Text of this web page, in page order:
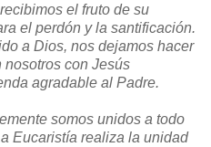
el fruto de su
el perdón y la santificación.
a Dios, nos dejamos hacer
nosotros con Jesús
agradable al Padre.
somos unidos a todo
Eucaristía realiza la unidad